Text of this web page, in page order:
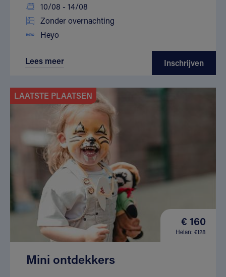
10/08 - 14/08
Zonder overnachting
Heyo
Lees meer Inschrijven
LAATSTE PLAATSEN
€ 160
Helan: €128
Mini ontdekkers